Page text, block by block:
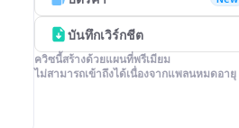
บันทึกเวิร์กชีต
ควิซนี้สร้างด้วยแผนที่พรีเมียม
ไม่สามารถเข้าถึงได้เนื่องจากแพลนหมดอายุ